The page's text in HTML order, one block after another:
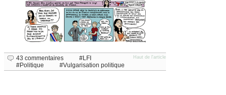
Haut de l'article
43 commentaires
LFI
Politique
Vulgarisation politique